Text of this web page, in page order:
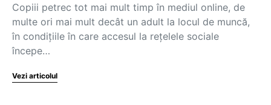
Copiii petrec tot mai mult timp în mediul online, de
multe ori mai mult decât un adult la locul de muncă,
în condițiile în care accesul la rețelele sociale
începe…
Vezi articolul